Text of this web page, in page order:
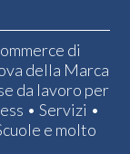
di
della Marca
da lavoro per
• Servizi •
e molto